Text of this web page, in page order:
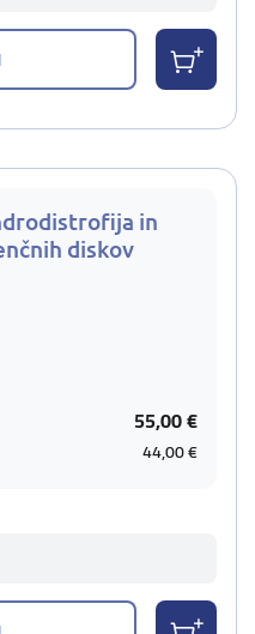
in
diskov
55,00 €
44,00 €